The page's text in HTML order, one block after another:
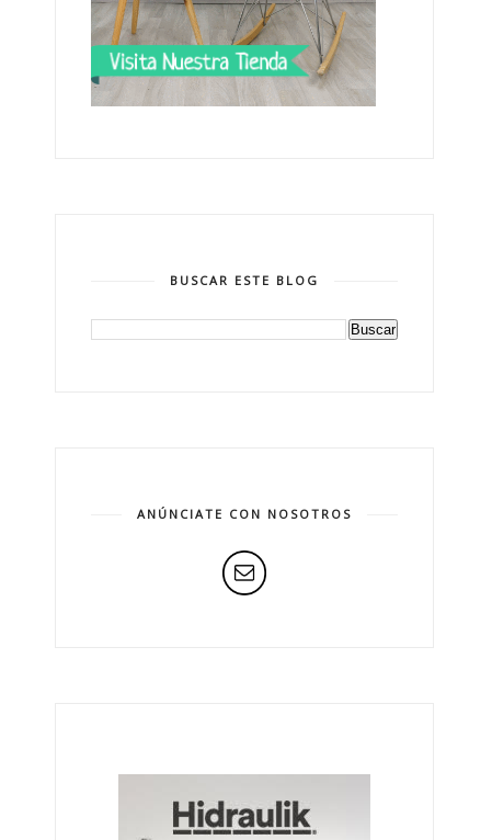
BUSCAR ESTE BLOG
ANÚNCIATE CON NOSOTROS